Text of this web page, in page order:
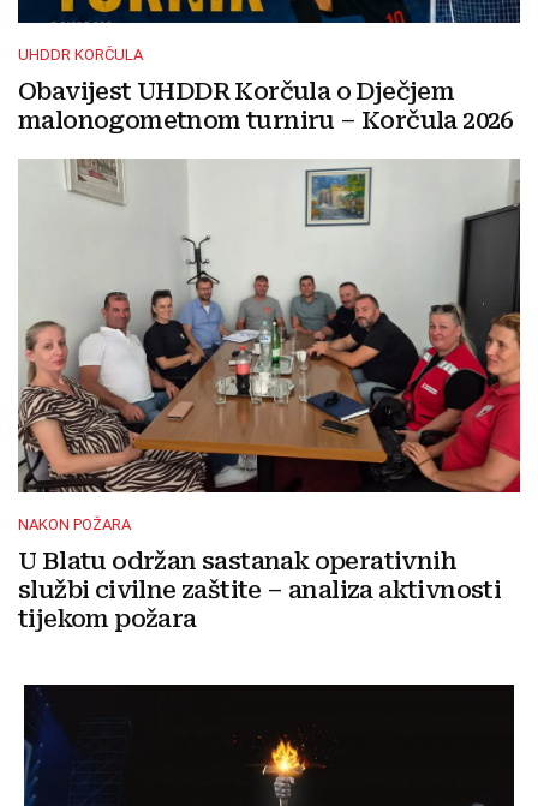
UHDDR KORČULA
Obavijest UHDDR Korčula o Dječjem
malonogometnom turniru – Korčula 2026
NAKON POŽARA
U Blatu održan sastanak operativnih
službi civilne zaštite – analiza aktivnosti
tijekom požara